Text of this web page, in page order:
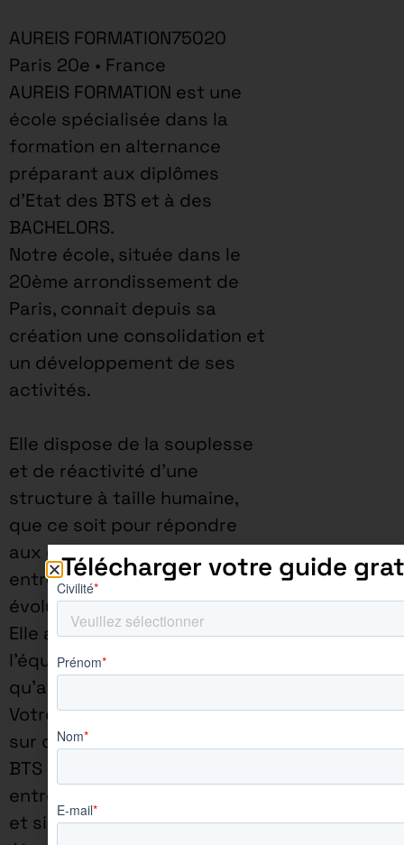
AUREIS FORMATION75020
Paris 20e • France
AUREIS FORMATION est une
école spécialisée dans la
formation en alternance
préparant aux diplômes
d’Etat des BTS et à des
BACHELORS.
Notre école, située dans le
20ème arrondissement de
Paris, connait depuis sa
création une consolidation et
un développement de ses
activités.
Elle dispose de la souplesse
et de réactivité d’une
structure à taille humaine,
que ce soit pour répondre
aux demandes des
entreprises ou pour faire
évoluer sa pédagogie.
Elle assure une proximité à
l’équipe enseignante ainsi
qu’aux apprenants.
Votre rythme d’alternance
sur cette offre si vous êtes en
BTS étant de 3jours (en
entreprise) /2jours (en école)
et si vous êtes en Bachelor
Télécharger votre guide